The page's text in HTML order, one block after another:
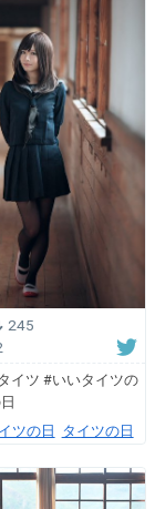
245
イツ #いいタイツの
ツの日 タイツの日